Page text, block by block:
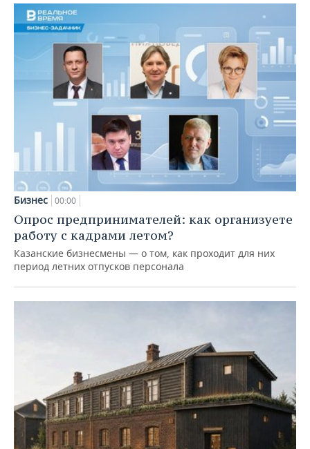
Бизнес 00:00
Опрос предпринимателей: как организуете
работу с кадрами летом?
Казанские бизнесмены — о том, как проходит для них
период летних отпусков персонала